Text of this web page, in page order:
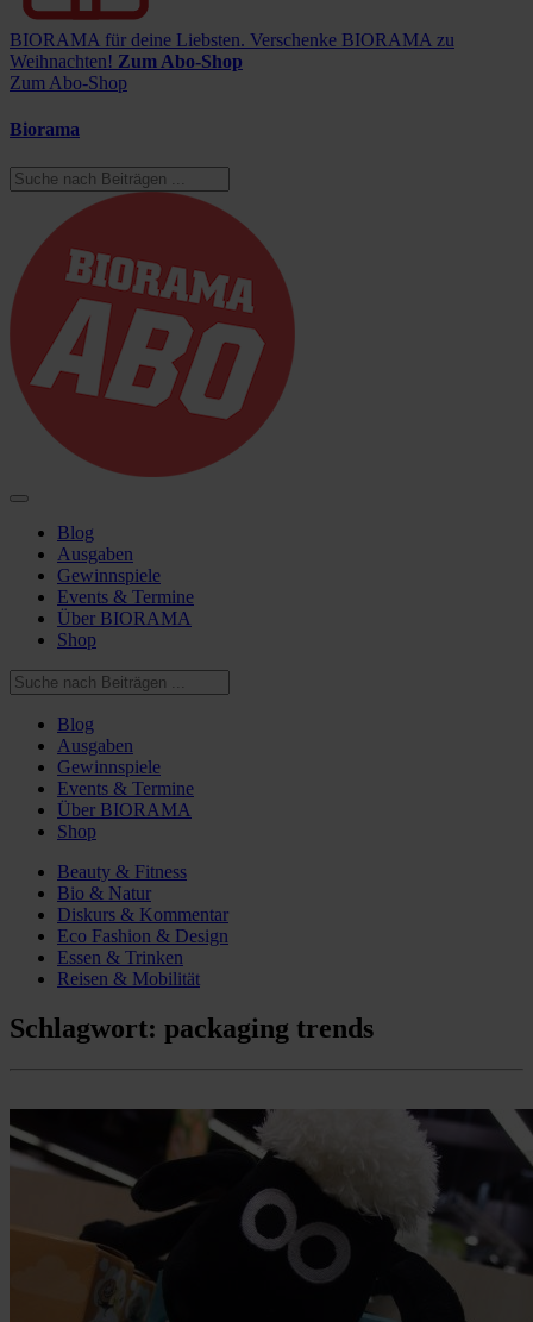
BIORAMA für deine Liebsten. Verschenke BIORAMA zu
Weihnachten! Zum Abo-Shop
Zum Abo-Shop
Biorama
Blog
Ausgaben
Gewinnspiele
Events & Termine
Über BIORAMA
Shop
Blog
Ausgaben
Gewinnspiele
Events & Termine
Über BIORAMA
Shop
Beauty & Fitness
Bio & Natur
Diskurs & Kommentar
Eco Fashion & Design
Essen & Trinken
Reisen & Mobilität
Schlagwort: packaging trends